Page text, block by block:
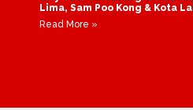
Lima, Sam Poo Kong & Kota
Read More »